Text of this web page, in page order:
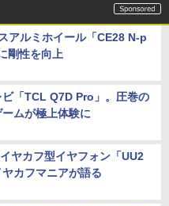
アルミホイール「CE28 N-p
剛性を向上
「TCL Q7D Pro」。圧巻の
ムが極上体験に
ヤカフ型イヤフォン「UU2
カフマニアが語る